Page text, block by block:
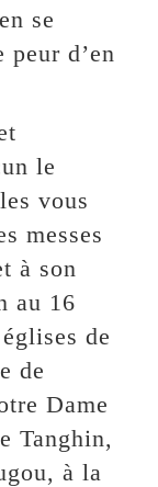
se
peur d’en
le
vous
messes
à son
au 16
de
de
Dame
Tanghin,
à la